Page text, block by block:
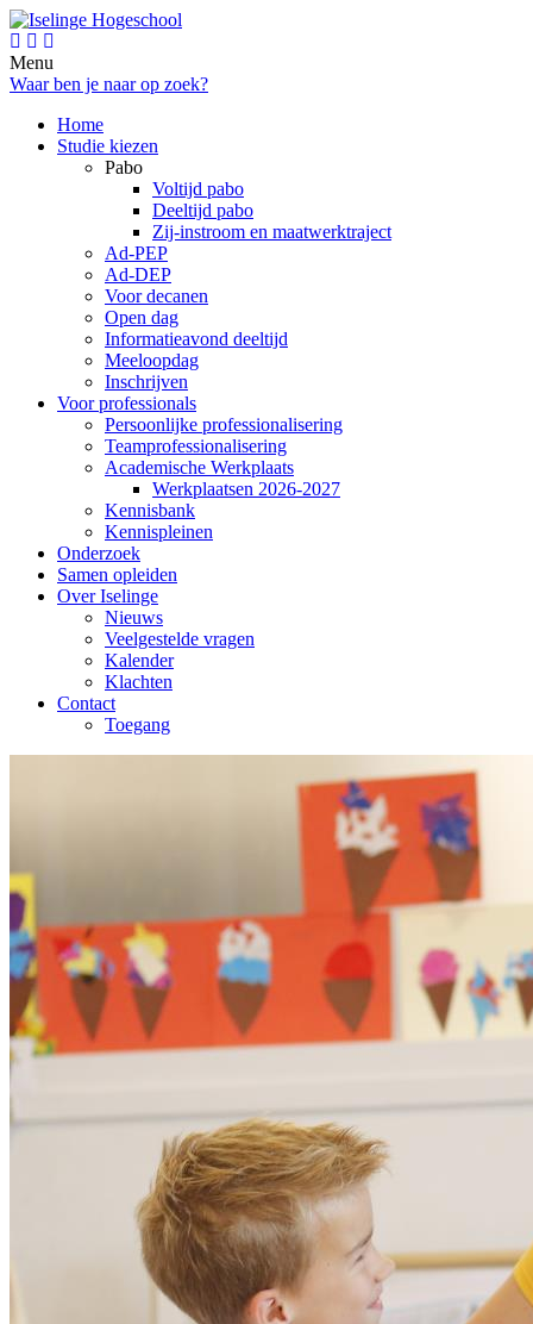
Menu
Waar ben je naar op zoek?
Home
Studie kiezen
Pabo
Voltijd pabo
Deeltijd pabo
Zij-instroom en maatwerktraject
Ad-PEP
Ad-DEP
Voor decanen
Open dag
Informatieavond deeltijd
Meeloopdag
Inschrijven
Voor professionals
Persoonlijke professionalisering
Teamprofessionalisering
Academische Werkplaats
Werkplaatsen 2026-2027
Kennisbank
Kennispleinen
Onderzoek
Samen opleiden
Over Iselinge
Nieuws
Veelgestelde vragen
Kalender
Klachten
Contact
Toegang